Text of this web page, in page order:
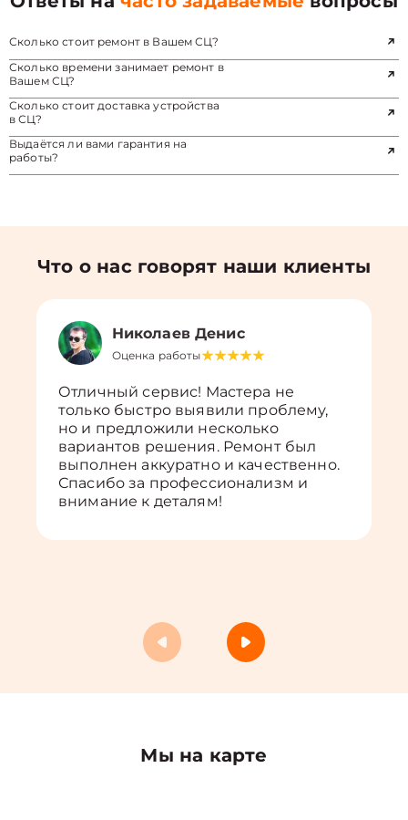
Сколько стоит ремонт в Вашем СЦ?
Сколько времени занимает ремонт в
Вашем СЦ?
Сколько стоит доставка устройства
в СЦ?
Выдаётся ли вами гарантия на
работы?
Что о нас говорят наши клиенты
Николаев Денис
Оценка работы
Отличный сервис! Мастера не
только быстро выявили проблему,
но и предложили несколько
вариантов решения. Ремонт был
выполнен аккуратно и качественно.
Спасибо за профессионализм и
внимание к деталям!
Мы на карте